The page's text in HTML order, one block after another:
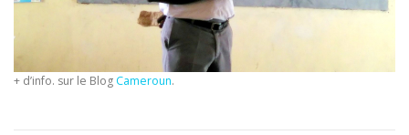
+ d’info. sur le Blog Cameroun.